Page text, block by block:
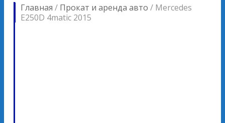
Главная / Прокат и аренда авто / Mercedes
E250D 4matic 2015